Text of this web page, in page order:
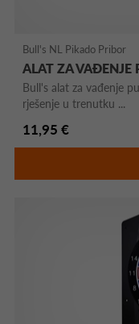
Bull's NL Pikado Pribor
ALAT ZA VAĐENJE
Bull's alat za vađenje
rješenje u trenutku ...
11,95 €